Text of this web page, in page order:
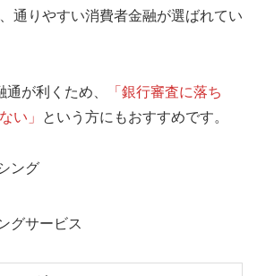
通りやすい消費者金融が選ばれてい
が利くため、
「銀行審査に落ち
い」
という方にもおすすめです。
ング
グサービス